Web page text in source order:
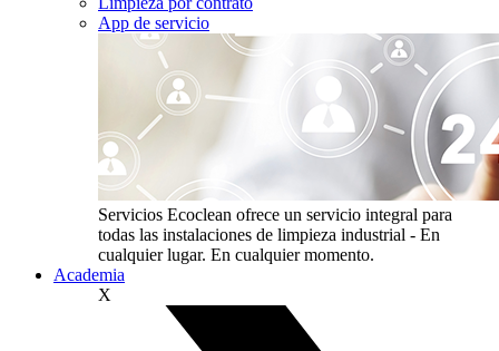
App de servicio
Servicios Ecoclean ofrece un servicio integral para
todas las instalaciones de limpieza industrial - En
cualquier lugar. En cualquier momento.
Academia
X